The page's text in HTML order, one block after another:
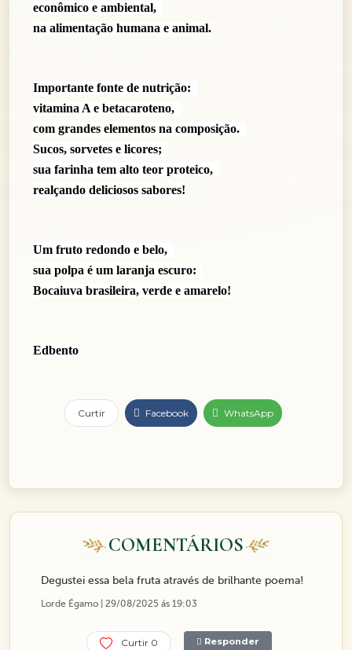
econômico e ambiental,
na alimentação humana e animal.
Importante fonte de nutrição:
vitamina A e betacaroteno,
com grandes elementos na composição.
Sucos, sorvetes e licores;
sua farinha tem alto teor proteico,
realçando deliciosos sabores!
Um fruto redondo e belo,
sua polpa é um laranja escuro:
Bocaiuva brasileira, verde e amarelo!
Edbento
Curtir Facebook WhatsApp
COMENTÁRIOS
Degustei essa bela fruta através de brilhante poema!
Lorde Égamo | 29/08/2025 ás 19:03
Curtir 0 Responder